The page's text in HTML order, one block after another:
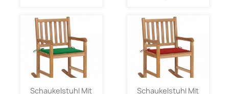
Schaukelstuhl Mit
Schaukelstuhl Mit